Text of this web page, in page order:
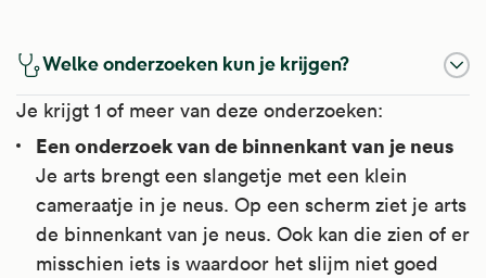
Welke onderzoeken kun je krijgen?
Je krijgt 1 of meer van deze onderzoeken:
Een onderzoek van de binnenkant van je neus
Je arts brengt een slangetje met een klein
cameraatje in je neus. Op een scherm ziet je arts
de binnenkant van je neus. Ook kan die zien of er
misschien iets is waardoor het slijm niet goed